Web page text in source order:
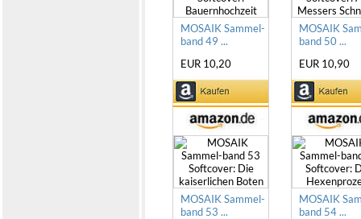
MOSAIK Sammel-
band 49 ...
EUR 10,20
MOSAIK
band 50 ...
EUR 10,90
MOSAIK Sammel-
band 53 ...
MOSAIK
band 54 ...